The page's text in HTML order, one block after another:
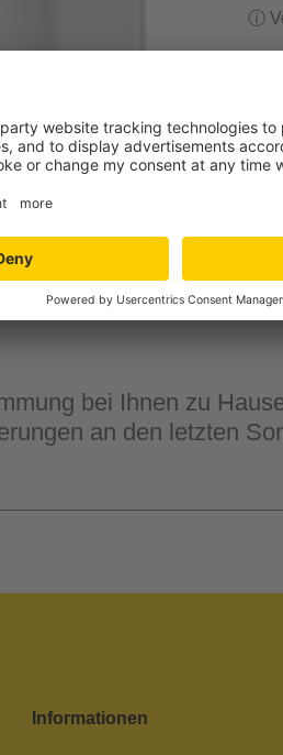
ⓘ
-
bei Ihnen zu
an den letzten
Informationen